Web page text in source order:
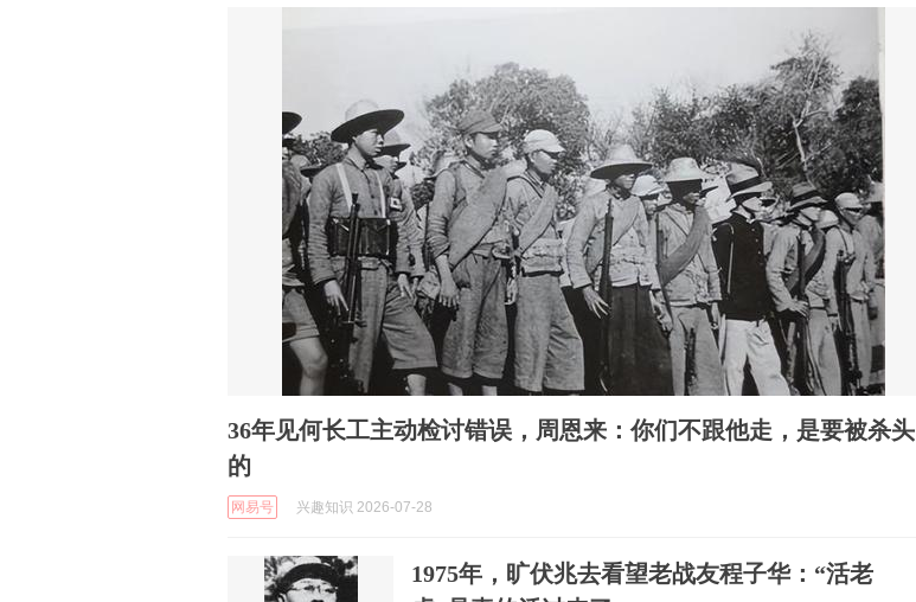
36年见何长工主动检讨错误，周恩来：你们不跟他走，是要被杀头
的
网易号 兴趣知识 2026-07-28
1975年，旷伏兆去看望老战友程子华：“活老